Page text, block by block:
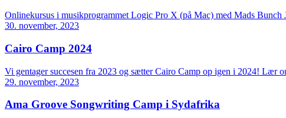
Onlinekursus i musikprogrammet Logic Pro X (på Mac) med Mads Bunch
30. november, 2023
Cairo Camp 2024
Vi gentager succesen fra 2023 og sætter Cairo Camp op igen i 2024! Lær
29. november, 2023
Ama Groove Songwriting Camp i Sydafrika